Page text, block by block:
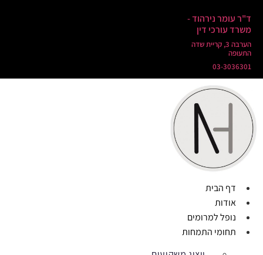
ד"ר עומר נירהוד -
משרד עורכי דין
הערבה 3, קריית שדה
התעופה
03-3036301
דף הבית
אודות
נופל למרומים
תחומי התמחות